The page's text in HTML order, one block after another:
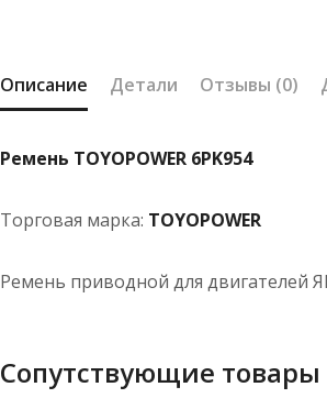
Описание Детали Отзывы (0)
Ремень TOYOPOWER 6PK954
Торговая марка: TOYOPOWER
Ремень приводной для двигателей
Сопутствующие товары